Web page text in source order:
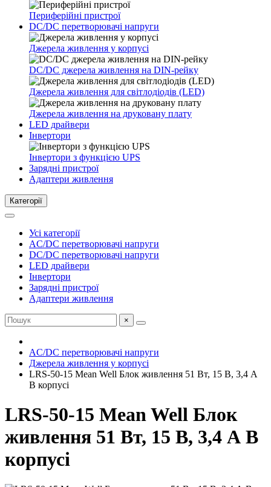
Периферійні пристрої
DC/DC перетворювачі напруги
Джерела живлення у корпусі
DC/DC джерела живлення на DIN-рейку
Джерела живлення для світлодіодів (LED)
Джерела живлення на друковану плату
LED драйвери
Інвертори
Інвертори з функцією UPS
Зарядні пристрої
Адаптери живлення
Категорії
Усі категорії
AC/DC перетворювачі напруги
DC/DC перетворювачі напруги
LED драйвери
Інвертори
Зарядні пристрої
Адаптери живлення
×
AC/DC перетворювачі напруги
Джерела живлення у корпусі
LRS-50-15 Mean Well Блок живлення 51 Вт, 15 В, 3,4 А
В корпусі
LRS-50-15 Mean Well Блок
живлення 51 Вт, 15 В, 3,4 А В
корпусі